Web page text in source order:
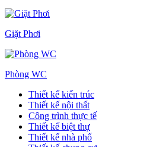
Giặt Phơi
Phòng WC
Thiết kế kiến trúc
Thiết kế nội thất
Công trình thực tế
Thiết kế biệt thự
Thiết kế nhà phố